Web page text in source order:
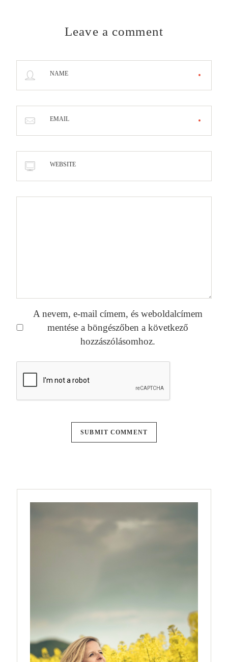
Leave a comment
NAME
EMAIL
WEBSITE
A nevem, e-mail címem, és weboldalcímem
mentése a böngészőben a következő
hozzászólásomhoz.